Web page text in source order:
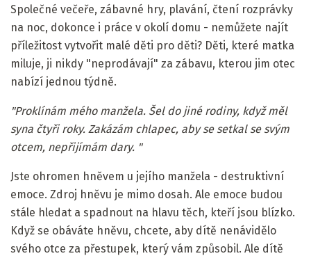
Společné večeře, zábavné hry, plavání, čtení rozprávky
na noc, dokonce i práce v okolí domu - nemůžete najít
příležitost vytvořit malé děti pro děti? Děti, které matka
miluje, ji nikdy "neprodávají" za zábavu, kterou jim otec
nabízí jednou týdně.
"Proklínám mého manžela. Šel do jiné rodiny, když měl
syna čtyři roky. Zakázám chlapec, aby se setkal se svým
otcem, nepřijímám dary. "
Jste ohromen hněvem u jejího manžela - destruktivní
emoce. Zdroj hněvu je mimo dosah. Ale emoce budou
stále hledat a spadnout na hlavu těch, kteří jsou blízko.
Když se obáváte hněvu, chcete, aby dítě nenávidělo
svého otce za přestupek, který vám způsobil. Ale dítě